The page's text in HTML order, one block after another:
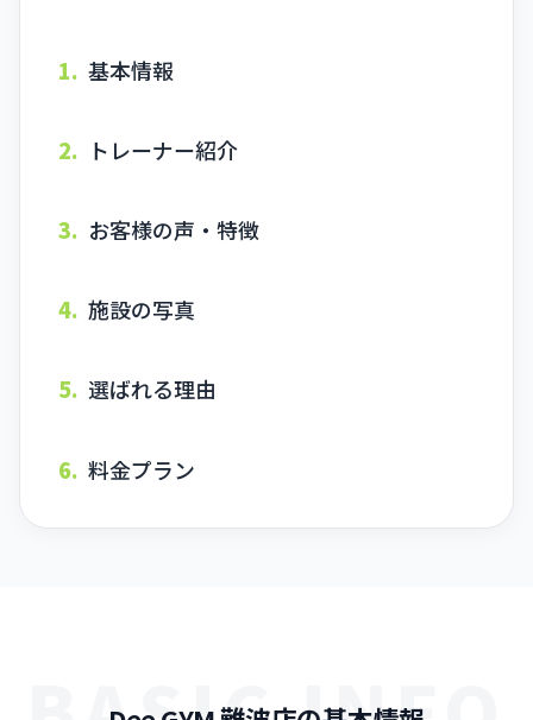
1. 基本情報
2. トレーナー紹介
3. お客様の声・特徴
4. 施設の写真
5. 選ばれる理由
6. 料金プラン